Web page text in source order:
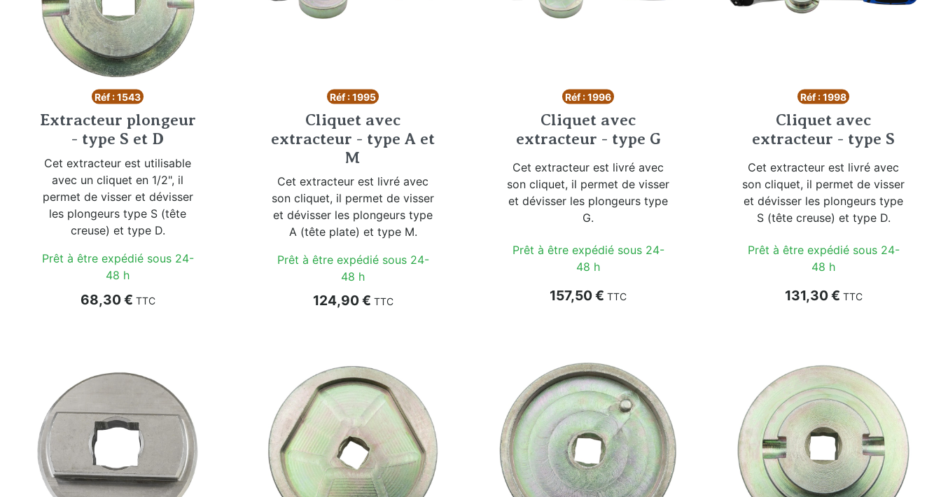
Réf : 1543
Extracteur plongeur
- type S et D
Cet extracteur est utilisable
avec un cliquet en 1/2", il
permet de visser et dévisser
les plongeurs type S (tête
creuse) et type D.
Prêt à être expédié sous 24-
48 h
Prix
68,30 € TTC
Réf : 1995
Cliquet avec
extracteur - type A et
M
Cet extracteur est livré avec
son cliquet, il permet de visser
et dévisser les plongeurs type
A (tête plate) et type M.
Prêt à être expédié sous 24-
48 h
Prix
124,90 € TTC
Réf : 1996
Cliquet avec
extracteur - type G
Cet extracteur est livré avec
son cliquet, il permet de visser
et dévisser les plongeurs type
G.
Prêt à être expédié sous 24-
48 h
Prix
157,50 € TTC
Réf : 1998
Cliquet avec
extracteur - type S
Cet extracteur est livré avec
son cliquet, il permet de visser
et dévisser les plongeurs type
S (tête creuse) et type D.
Prêt à être expédié sous 24-
48 h
Prix
131,30 € TTC